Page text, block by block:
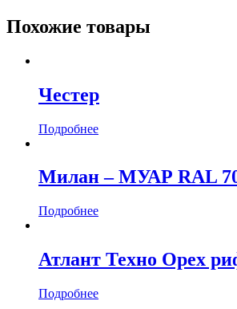
Похожие товары
Честер
Подробнее
Милан – МУАР RAL
Подробнее
Атлант Техно Орех
Подробнее